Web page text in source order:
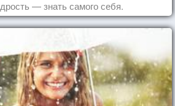
— знать самого себя.